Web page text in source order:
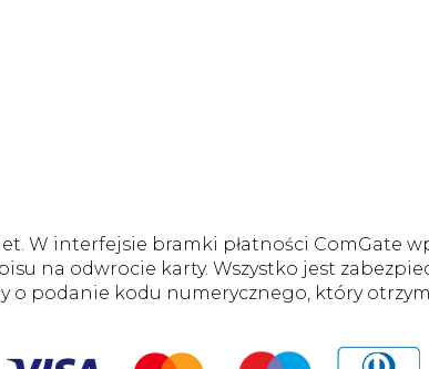
W interfejsie bramki płatności ComGate
na odwrocie karty. Wszystko jest
podanie kodu numerycznego, który